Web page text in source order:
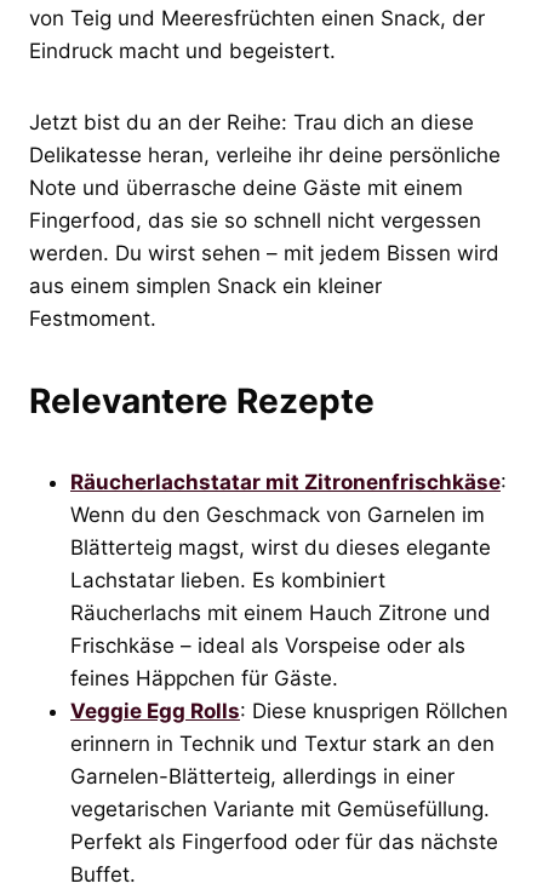
von Teig und Meeresfrüchten einen Snack, der
Eindruck macht und begeistert.
Jetzt bist du an der Reihe: Trau dich an diese
Delikatesse heran, verleihe ihr deine persönliche
Note und überrasche deine Gäste mit einem
Fingerfood, das sie so schnell nicht vergessen
werden. Du wirst sehen – mit jedem Bissen wird
aus einem simplen Snack ein kleiner
Festmoment.
Relevantere Rezepte
Räucherlachstatar mit Zitronenfrischkäse:
Wenn du den Geschmack von Garnelen im
Blätterteig magst, wirst du dieses elegante
Lachstatar lieben. Es kombiniert
Räucherlachs mit einem Hauch Zitrone und
Frischkäse – ideal als Vorspeise oder als
feines Häppchen für Gäste.
Veggie Egg Rolls: Diese knusprigen Röllchen
erinnern in Technik und Textur stark an den
Garnelen-Blätterteig, allerdings in einer
vegetarischen Variante mit Gemüsefüllung.
Perfekt als Fingerfood oder für das nächste
Buffet.